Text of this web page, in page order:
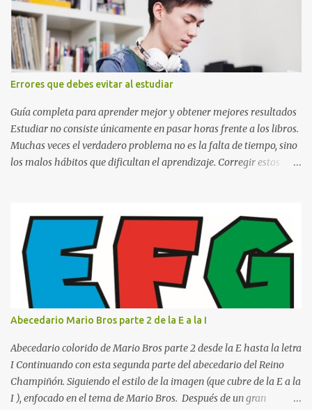
para una portada para presentar un trabajo escrito a mano o
impreso son los siguientes y en este orden: Nombre de la escuela o
del instituto (Es muy importante este dato) Título del trabajo
(Puede ser: Ensayo sobre la lectura, o Informe de computación)
Nombre completo del alumno que va a presentar dicho trabajo
escrito La clase, materia ó asignatura Grupo Nombre del maestro
o catedrático Ciudad y fecha...
Errores que debes evitar al estudiar
Guía completa para aprender mejor y obtener mejores resultados
Estudiar no consiste únicamente en pasar horas frente a los libros.
Muchas veces el verdadero problema no es la falta de tiempo, sino
los malos hábitos que dificultan el aprendizaje. Corregir estos
cuáles son los errores más comunes al estudiar, por qué afectan tu
rendimiento y qué puedes hacer para evitarlos. Si eres estudiante
de primaria, secundaria, bachillerato o universidad, estos consejos
te ayudarán a desarrollar hábitos de estudio mucho más efectivos.
¿Por qué es importante identificar los errores al estudiar? Muchas
personas creen que estudiar durante varias horas garantiza
buenos resultados. Sin embargo, la calidad del estudio es mucho
más importante que la cantidad de tiempo invertido. Cuando
detectas y corrige...
Abecedario Mario Bros parte 2 de la E a la I
Abecedario colorido de Mario Bros parte 2 desde la E hasta la letra
I Continuando con esta segunda parte del abecedario del Reino
Champiñón. Siguiendo el estilo de la imagen (que cubre de la E a la
I ), enfocado en el tema de Mario Bros. Después de un gran